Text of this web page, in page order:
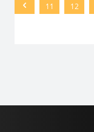
11 12